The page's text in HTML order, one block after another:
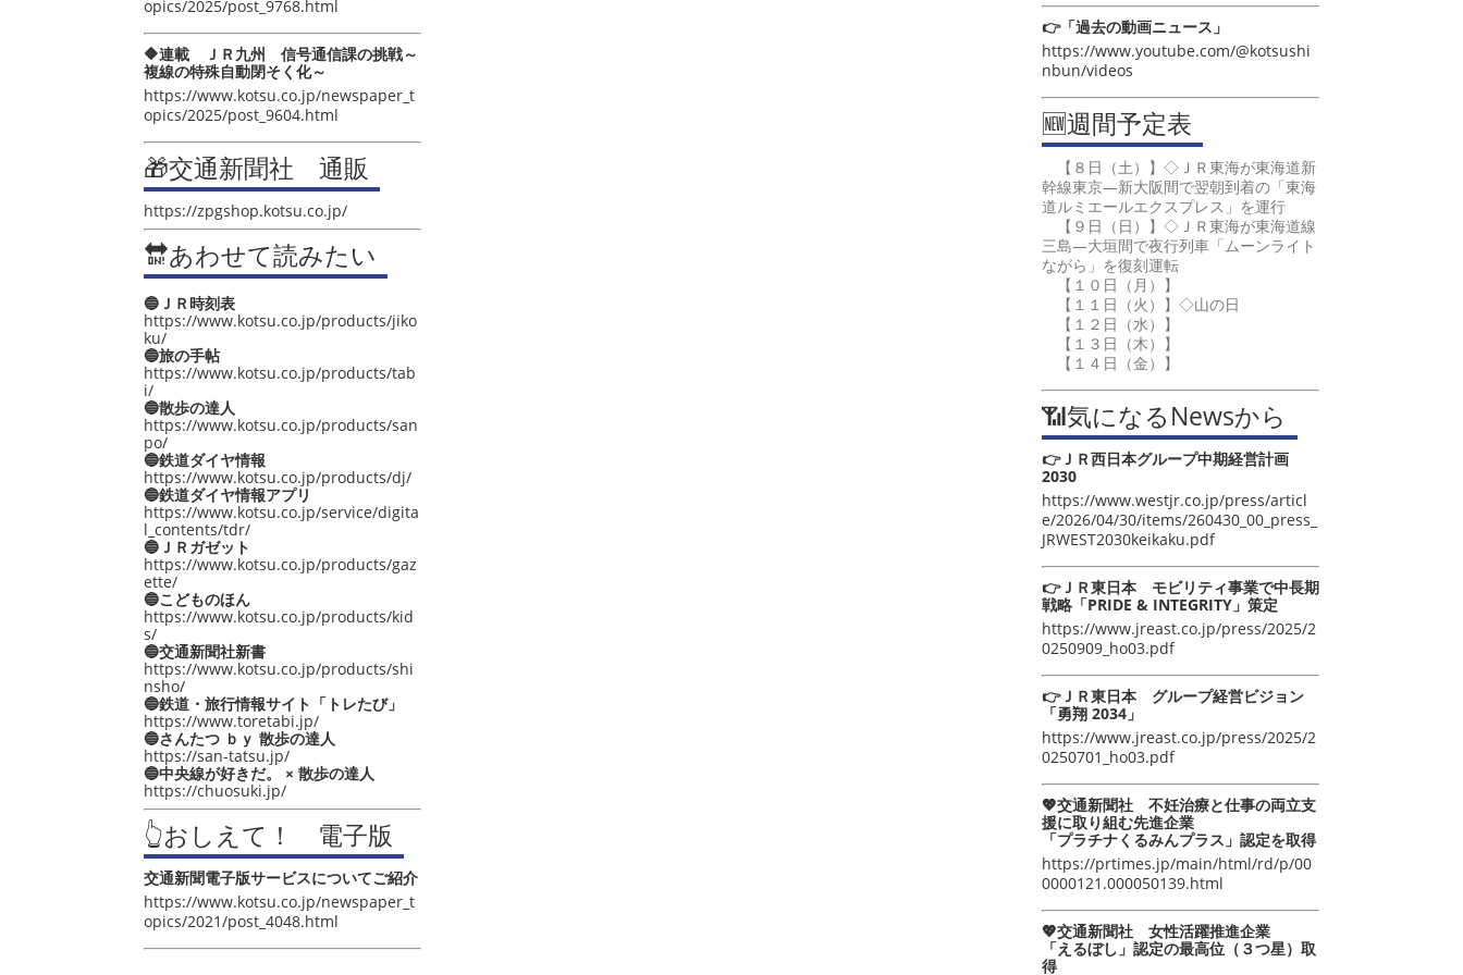
opics/2025/post_9768.html
🔶連載 ＪＲ九州 信号通信課の挑戦～
複線の特殊自動閉そく化～
https://www.kotsu.co.jp/newspaper_t
opics/2025/post_9604.html
🎁交通新聞社 通販
https://zpgshop.kotsu.co.jp/
🔛あわせて読みたい
🔵ＪＲ時刻表
https://www.kotsu.co.jp/products/jiko
ku/
🔵旅の手帖
https://www.kotsu.co.jp/products/tab
i/
🔵散歩の達人
https://www.kotsu.co.jp/products/san
po/
🔵鉄道ダイヤ情報
https://www.kotsu.co.jp/products/dj/
🔵鉄道ダイヤ情報アプリ
https://www.kotsu.co.jp/service/digita
l_contents/tdr/
🔵ＪＲガゼット
https://www.kotsu.co.jp/products/gaz
ette/
🔵こどものほん
https://www.kotsu.co.jp/products/kid
s/
🔵交通新聞社新書
https://www.kotsu.co.jp/products/shi
nsho/
🔵鉄道・旅行情報サイト「トレたび」
https://www.toretabi.jp/
🔵さんたつ ｂｙ 散歩の達人
https://san-tatsu.jp/
🔵中央線が好きだ。 × 散歩の達人
https://chuosuki.jp/
👆おしえて！ 電子版
交通新聞電子版サービスについてご紹介
https://www.kotsu.co.jp/newspaper_t
opics/2021/post_4048.html
👉「過去の動画ニュース」
https://www.youtube.com/@kotsushi
nbun/videos
🆕週間予定表
【８日（土）】◇ＪＲ東海が東海道新
幹線東京―新大阪間で翌朝到着の「東海
道ルミエールエクスプレス」を運行
【９日（日）】◇ＪＲ東海が東海道線
三島―大垣間で夜行列車「ムーンライト
ながら」を復刻運転
【１０日（月）】
【１１日（火）】◇山の日
【１２日（水）】
【１３日（木）】
【１４日（金）】
📶気になるNewsから
👉ＪＲ西日本グループ中期経営計画
2030
https://www.westjr.co.jp/press/articl
e/2026/04/30/items/260430_00_press_
JRWEST2030keikaku.pdf
👉ＪＲ東日本 モビリティ事業で中長期
戦略「PRIDE & INTEGRITY」策定
https://www.jreast.co.jp/press/2025/2
0250909_ho03.pdf
👉ＪＲ東日本 グループ経営ビジョン
「勇翔 2034」
https://www.jreast.co.jp/press/2025/2
0250701_ho03.pdf
💖交通新聞社 不妊治療と仕事の両立支
援に取り組む先進企業
「プラチナくるみんプラス」認定を取得
https://prtimes.jp/main/html/rd/p/00
0000121.000050139.html
💖交通新聞社 女性活躍推進企業
「えるぼし」認定の最高位（３つ星）取
得